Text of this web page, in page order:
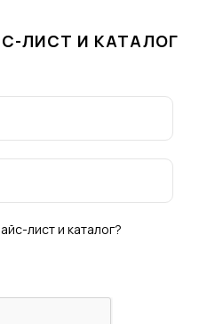
ЛИСТ И КАТАЛОГ
лист и каталог?